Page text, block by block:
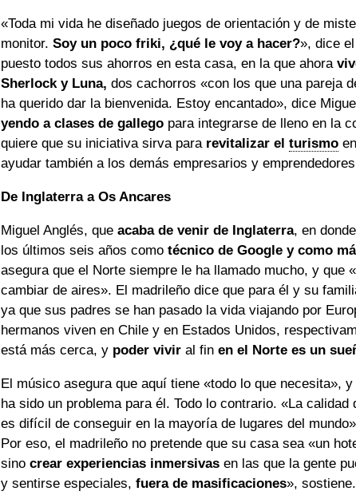
«Toda mi vida he diseñado juegos de orientación y de
monitor.Soy un poco friki, ¿qué le voy a hacer?», dice
puesto todos sus ahorros en esta casa, en la que ahora
Sherlock y Luna, dos cachorros «con los que una pareja
ha querido dar la bienvenida. Estoy encantado», dice
yendo a clases de gallego para integrarse de lleno en la
quiere que su iniciativa sirva pararevitalizar elturismo
ayudar también a los demás empresarios y
De Inglaterra a Os Ancares
Miguel Anglés, queacaba de venir de Inglaterra, en
los últimos seis años comotécnico de Google y como
asegura que el Norte siempre le ha llamado mucho, y que
cambiar de aires». El madrileño dice que para él y su
ya que sus padres se han pasado la vida viajando por
hermanos viven en Chile y en Estados Unidos,
está más cerca, y poder vivir al fin en el Norte es un
El músico asegura que aquí tiene «todo lo que necesita»,
ha sido un problema para él. Todo lo contrario. «La calidad
es difícil de conseguir en la mayoría de lugares del
Por eso, el madrileño no pretende que su casa sea «un
sinocrear experiencias inmersivas en las que la gente
y sentirse especiales, fuera de masificaciones», sostiene.